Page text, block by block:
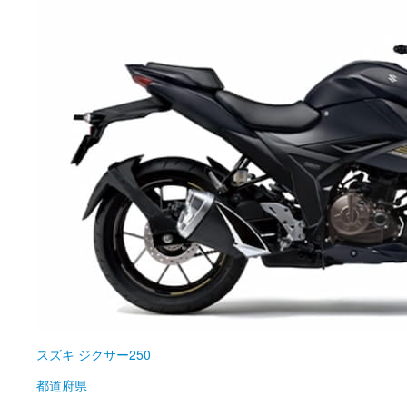
スズキ ジクサー250
都道府県